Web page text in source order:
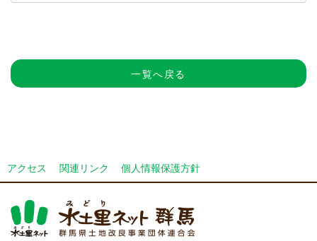
一覧へ戻る
アクセス 関連リンク 個人情報保護方針